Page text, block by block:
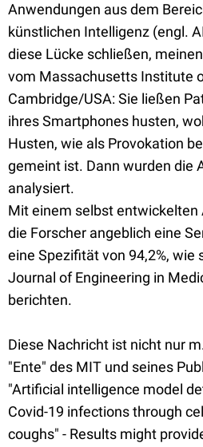
Anwendungen aus dem
künstlichen Intelligenz (engl.
diese Lücke schließen,
vom Massachusetts Institute
Cambridge/USA: Sie ließen
ihres Smartphones husten,
Husten, wie als Provokation
gemeint ist. Dann wurden die
analysiert.
Mit einem selbst
die Forscher angeblich eine
eine Spezifität von 94,2%, wie
Journal of Engineering in
berichten.
Diese Nachricht ist nicht nur
"Ente" des MIT und seines
"Artificial intelligence model
Covid-19 infections through
coughs" - Results might